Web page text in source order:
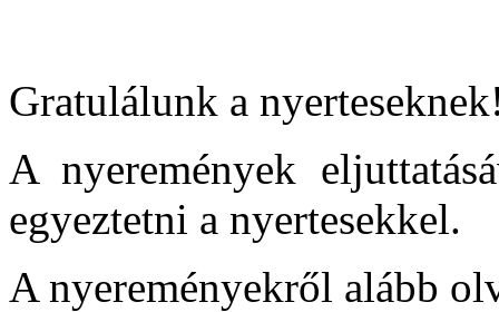
Gratulálunk a
A nyeremények
egyeztetni a nyertesekkel.
A nyereményekről alább